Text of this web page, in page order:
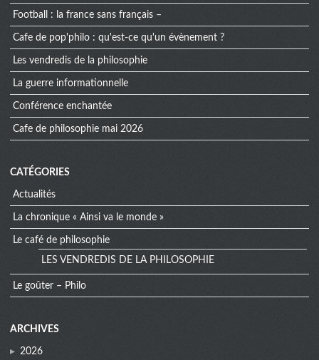
football : la france sans français –
cafe de pop'philo : qu'est-ce qu'un évènement ?
les vendredis de la philosophie
la guerre informationnelle
conférence enchantée
cafe de philosophie mai 2026
CATÉGORIES
Actualités
La chronique « Ainsi va le monde »
Le café de philosophie
LES VENDREDIS DE LA PHILOSOPHIE
Le goûter – Philo
menu
ARCHIVES
2026